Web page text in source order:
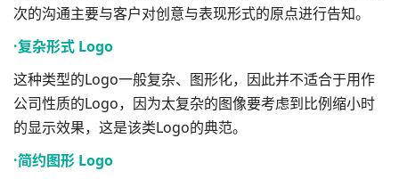
次的沟通主要与客户对创意与表现形式的原点进行告知。
·复杂形式 Logo
这种类型的Logo一般复杂、图形化，因此并不适合于用作
公司性质的Logo，因为太复杂的图像要考虑到比例缩小时
的显示效果，这是该类Logo的典范。
·简约图形 Logo